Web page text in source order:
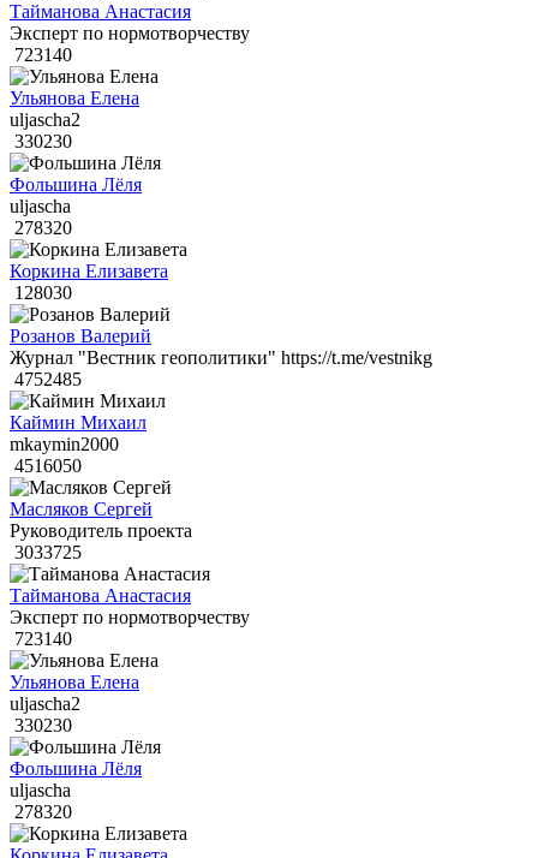
Тайманова Анастасия
Эксперт по нормотворчеству
723140
Ульянова Елена
uljascha2
330230
Фольшина Лёля
uljascha
278320
Коркина Елизавета
128030
Розанов Валерий
Журнал "Вестник геополитики" https://t.me/vestnikg
4752485
Каймин Михаил
mkaymin2000
4516050
Масляков Сергей
Руководитель проекта
3033725
Тайманова Анастасия
Эксперт по нормотворчеству
723140
Ульянова Елена
uljascha2
330230
Фольшина Лёля
uljascha
278320